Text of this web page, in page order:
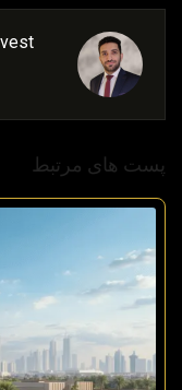
پست های مرتبط